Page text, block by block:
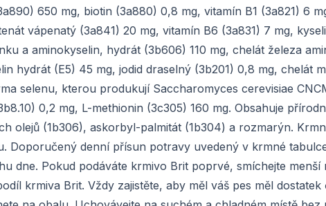
650 mg, biotin (3a880) 0,8 mg, vitamín B1 (3a821) 6
vápenatý (3a841) 20 mg, vitamín B6 (3a831) 7 mg,
a aminokyselin, hydrát (3b606) 110 mg, chelát železa
hydrát (E5) 45 mg, jodid draselný (3b201) 0,8 mg, chelát
selenu, kterou produkují Saccharomyces cerevisiae
0,2 mg, L-methionin (3c305) 160 mg. Obsahuje
olejů (1b306), askorbyl-palmitát (1b304) a rozmarýn.
Doporučený denní přísun potravy uvedený v krmné
dne. Pokud podáváte krmivo Brit poprvé, smíchejte menší
krmiva Brit. Vždy zajistěte, aby měl váš pes měl dostatek